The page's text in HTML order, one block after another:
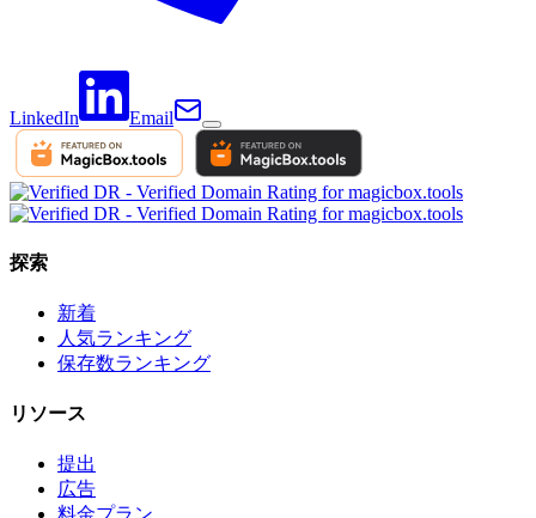
LinkedIn Email
探索
新着
人気ランキング
保存数ランキング
リソース
提出
広告